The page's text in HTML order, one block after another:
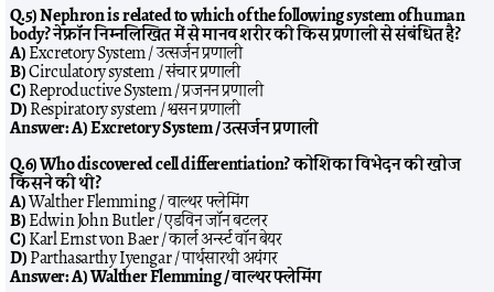
Q.5) Nephron is related to which of the following system of human
body? नेफ्रॉन निम्नलिखित में से मानव शरीर की किस प्रणाली से संबंधित है?
A)Excretory System / उत्सर्जन प्रणाली
B)Circulatory system / संचार प्रणाली
C)Reproductive System / प्रजनन प्रणाली
D)Respiratory system / श्वसन प्रणाली
Answer:A) Excretory System / उत्सर्जन प्रणाली
Q.6) Who discovered cell differentiation? कोशिका विभेदन की खोज
किसने की थी?
A)Walther Flemming / वाल्थर फ्लेमिंग
B)Edwin John Butler / एडविन जॉन बटलर
C)Karl Ernst von Baer / कार्ल अर्न्स्ट वॉन बेयर
D)Parthasarthy Iyengar / पार्थसारथी अयंगर
Answer:A) Walther Flemming / वाल्थर फ्लेमिंग